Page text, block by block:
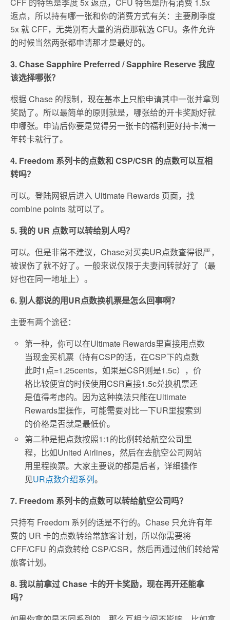
返点，所以持有哪一张和你的消费方式有关：主要刷季度
5x 就 CFF，无类别有大量的消费那就选 CFU。条件允许
的时候当然两张都申请那才是最好的。
3. Chase Sapphire Preferred / Sapphire Reserve 我应
该选择哪张？
根据 Chase 的限制，现在基本上只能申请其中一张并拿到
奖励了。所以最简单的原则就是，哪张给的开卡奖励好就
申哪张。申请后你要是觉得另一张卡的福利更好持卡满一
年转卡就行了。
4. Freedom 系列卡的点数和 CSP/CSR 的点数可以互相
转吗？
可以。登陆网银后进入 Ultimate Rewards 页面，找
combine points 就可以了。
5. 我的 UR 点数可以转给别人吗？
可以。但是非常不建议，Chase对买卖UR点数查得很严，
被误伤了就不好了。一般来说仅限于夫妻间转就好了（最
好也在同一地址上）。
6. 别人都说的用UR点数换机票是怎么回事啊？
主要有两个途径：
第一种，你可以在Ultimate Rewards里直接用点数
当现金买机票（持有CSP的话，在CSP下的点数
此时1点=1.25cents，如果是CSR则是1.5c），价
格比较便宜的时候使用CSR直接1.5c兑换机票还
是值得考虑的。因为这种换法只能在Ultimate
Rewards里操作，可能需要对比一下UR里搜索到
的价格是否就是最低价。
第二种是把点数按照1:1的比例转给航空公司里
程，比如United Airlines，然后在去航空公司网站
用里程换票。大家主要说的都是后者，详细操作
见UR点数介绍系列。
7. Freedom 系列卡的点数可以转给航空公司吗？
只持有 Freedom 系列的话是不行的。Chase 只允许有年
费的 UR 卡的点数转给常旅客计划，所以你需要将
CFF/CFU 的点数转给 CSP/CSR，然后再通过他们转给常
旅客计划。
8. 我以前拿过 Chase 卡的开卡奖励，现在再开还能拿
吗？